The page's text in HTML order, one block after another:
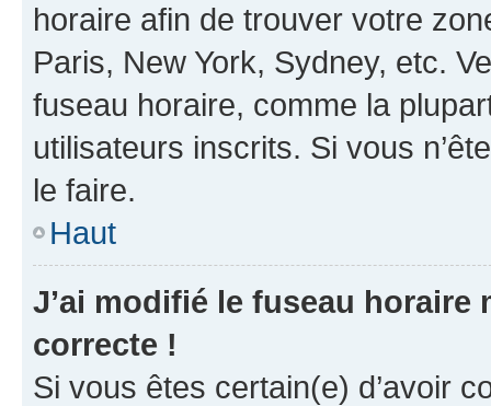
horaire afin de trouver votre
Paris, New York, Sydney, etc.
fuseau horaire, comme la
utilisateurs inscrits. Si vous
le faire.
Haut
J’ai modifié le fuseau horaire
correcte !
Si vous êtes certain(e) d’avoir